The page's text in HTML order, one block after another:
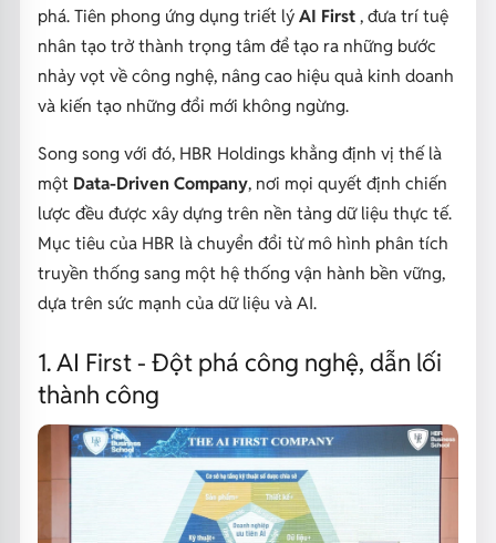
phá. Tiên phong ứng dụng triết lý AI First , đưa trí tuệ
nhân tạo trở thành trọng tâm để tạo ra những bước
nhảy vọt về công nghệ, nâng cao hiệu quả kinh doanh
và kiến tạo những đổi mới không ngừng.
Song song với đó, HBR Holdings khẳng định vị thế là
một Data-Driven Company, nơi mọi quyết định chiến
lược đều được xây dựng trên nền tảng dữ liệu thực tế.
Mục tiêu của HBR là chuyển đổi từ mô hình phân tích
truyền thống sang một hệ thống vận hành bền vững,
dựa trên sức mạnh của dữ liệu và AI.
1. AI First - Đột phá công nghệ, dẫn lối
thành công